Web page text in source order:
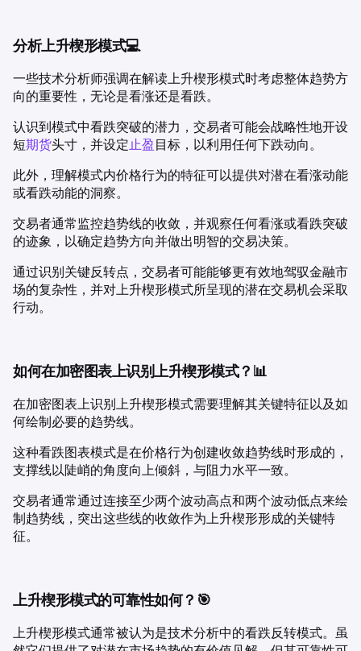
分析上升楔形模式💻
一些技术分析师强调在解读上升楔形模式时考虑整体趋势方
向的重要性，无论是看涨还是看跌。
认识到模式中看跌突破的潜力，交易者可能会战略性地开设
短期货头寸，并设定止盈目标，以利用任何下跌动向。
此外，理解模式内价格行为的特征可以提供对潜在看涨动能
或看跌动能的洞察。
交易者通常监控趋势线的收敛，并观察任何看涨或看跌突破
的迹象，以确定趋势方向并做出明智的交易决策。
通过识别关键反转点，交易者可能能够更有效地驾驭金融市
场的复杂性，并对上升楔形模式所呈现的潜在交易机会采取
行动。
如何在加密图表上识别上升楔形模式？📊
在加密图表上识别上升楔形模式需要理解其关键特征以及如
何绘制必要的趋势线。
这种看跌图表模式是在价格行为创建收敛趋势线时形成的，
支撑线以陡峭的角度向上倾斜，与阻力水平一致。
交易者通常通过连接至少两个波动高点和两个波动低点来绘
制趋势线，突出这些线的收敛作为上升楔形形成的关键特
征。
上升楔形模式的可靠性如何？🎯
上升楔形模式通常被认为是技术分析中的看跌反转模式。虽